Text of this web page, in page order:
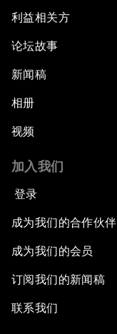
利益相关方
论坛故事
新闻稿
相册
视频
加入我们
登录
成为我们的合作伙伴
成为我们的会员
订阅我们的新闻稿
联系我们